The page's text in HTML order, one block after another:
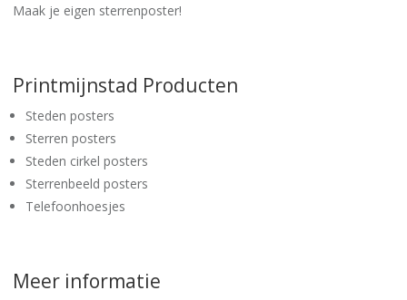
Maak je eigen sterrenposter!
Printmijnstad Producten
Steden posters
Sterren posters
Steden cirkel posters
Sterrenbeeld posters
Telefoonhoesjes
Meer informatie